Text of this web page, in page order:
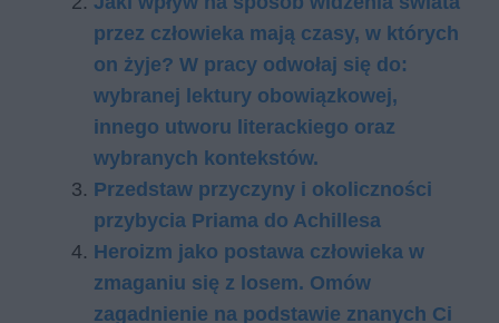
przez człowieka mają czasy, w których
on żyje? W pracy odwołaj się do:
wybranej lektury obowiązkowej,
innego utworu literackiego oraz
wybranych kontekstów.
Przedstaw przyczyny i okoliczności
przybycia Priama do Achillesa
Heroizm jako postawa człowieka w
zmaganiu się z losem. Omów
zagadnienie na podstawie znanych Ci